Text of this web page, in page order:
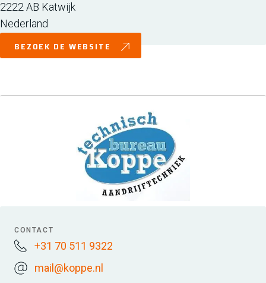
2222 AB Katwijk
Nederland
BEZOEK DE WEBSITE
CONTACT
+31 70 511 9322
mail@koppe.nl